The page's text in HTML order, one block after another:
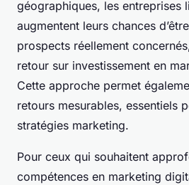
géographiques, les entreprises
augmentent leurs chances
prospects réellement
retour sur investissement en
Cette approche permet
retours mesurables, essentiels
stratégies marketing.
Pour ceux qui souhaitent
compétences en marketing